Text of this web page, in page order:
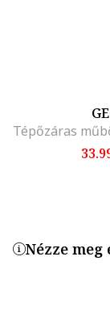
Nézze meg